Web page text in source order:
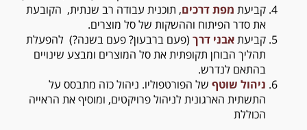
קביעת מפת דרכים, תוכנית עבודה רב שנתית, הקובעת
את סדר הפיתוח וההשקות של סל מוצרים.
קביעתאבני דרך (פעם ברבעון? פעם בשנה?) להפעלת
תהליך הבוחן תקופתית את סל המוצרים ומבצע שינויים
בהתאם לנדרש.
ניהול שוטף של הפורטפוליו. ניהול כזה מתבסס על
התשתית הארגונית לניהול פרויקטים, ומוסיף את הראייה
הכוללת